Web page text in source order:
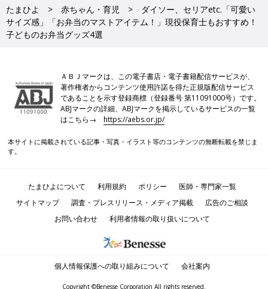
たまひよ 赤ちゃん・育児
ダイソー、セリアetc.「可愛い
サイズ感」「お弁当のマストアイテム！」現役保育士もおすすめ！
子どものお弁当グッズ4選
ＡＢＪマークは、この電子書店・電子書籍配信サービスが、
著作権者からコンテンツ使用許諾を得た正規版配信サービス
であることを示す登録商標（登録番号 第11091000号）です。
ABJマークの詳細、ABJマークを掲示しているサービスの一覧
はこちら→https://aebs.or.jp/
本サイトに掲載されている記事・写真・イラスト等のコンテンツの無断転載を禁じま
す。
たまひよについて 利用規約 ポリシー
医師・専門家一覧
サイトマップ
調査・プレスリリース・メディア掲載
広告のご相談
お問い合わせ
利用者情報の取り扱いについて
個人情報保護への取り組みについて 会社案内
Copyright ©Benesse Corporation All rights reserved.